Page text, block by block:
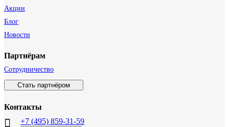
Акции
Блог
Новости
Партнёрам
Сотрудничество
Стать партнёром
Контакты
+7 (495) 859-31-59